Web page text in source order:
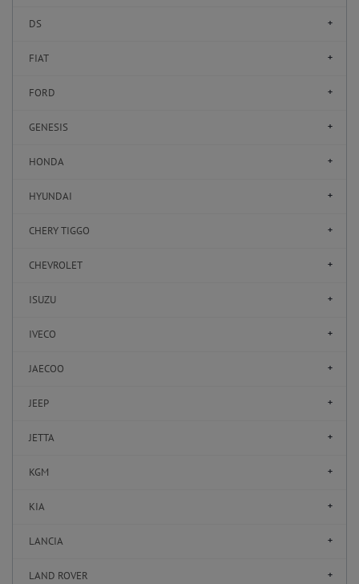
DS
FIAT
FORD
GENESIS
HONDA
HYUNDAI
CHERY TIGGO
CHEVROLET
ISUZU
IVECO
JAECOO
JEEP
JETTA
KGM
KIA
LANCIA
LAND ROVER